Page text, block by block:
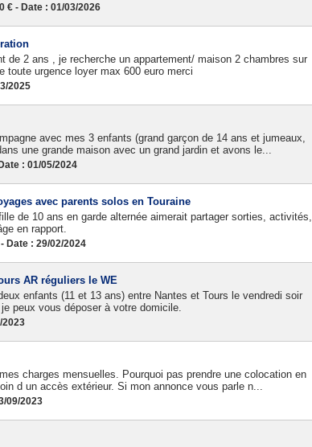
€ - Date : 01/03/2026
de 2 ans , je recherche un appartement/ maison 2 chambres sur
toute urgence loyer max 600 euro merci
2025
avec mes 3 enfants (grand garçon de 14 ans et jumeaux,
une grande maison avec un grand jardin et avons le...
: 01/05/2024
avec parents solos en Touraine
de 10 ans en garde alternée aimerait partager sorties, activités,
en rapport.
Date : 29/02/2024
AR réguliers le WE
enfants (11 et 13 ans) entre Nantes et Tours le vendredi soir
peux vous déposer à votre domicile.
2023
charges mensuelles. Pourquoi pas prendre une colocation en
d un accès extérieur. Si mon annonce vous parle n...
09/2023